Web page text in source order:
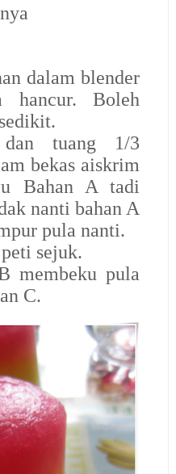
dalam blender
hancur. Boleh
tuang 1/3
bekas aiskrim
Bahan A tadi
nanti bahan A
pula nanti.
sejuk.
membeku pula
C.